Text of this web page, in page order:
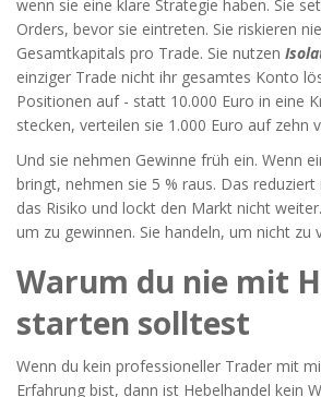
wenn sie eine klare Strategie haben. Sie
Orders, bevor sie eintreten. Sie riskieren
Gesamtkapitals pro Trade. Sie nutzen
einziger Trade nicht ihr gesamtes Konto
Positionen auf - statt 10.000 Euro in eine
stecken, verteilen sie 1.000 Euro auf zehn
Und sie nehmen Gewinne früh ein. Wenn
bringt, nehmen sie 5 % raus. Das
das Risiko und lockt den Markt nicht
um zu gewinnen. Sie handeln, um nicht zu
Warum du nie mit
starten solltest
Wenn du kein professioneller Trader mit
Erfahrung bist, dann ist Hebelhandel kein